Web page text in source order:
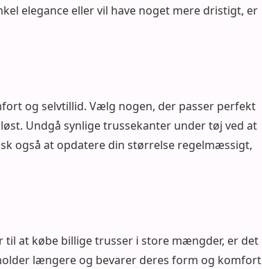
elegance eller vil have noget mere dristigt, er
og selvtillid. Vælg nogen, der passer perfekt
Undgå synlige trussekanter under tøj ved at
også at opdatere din størrelse regelmæssigt,
at købe billige trusser i store mængder, er det
længere og bevarer deres form og komfort